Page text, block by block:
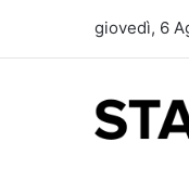
giovedì, 6